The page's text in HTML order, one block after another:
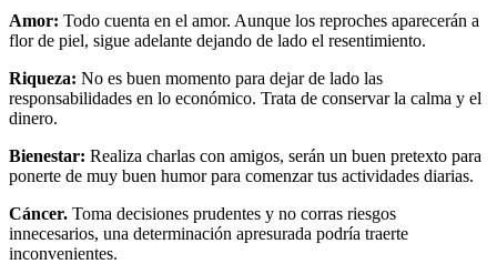
Amor: Todo cuenta en el amor. Aunque los reproches aparecerán a
flor de piel, sigue adelante dejando de lado el resentimiento.
Riqueza: No es buen momento para dejar de lado las
responsabilidades en lo económico. Trata de conservar la calma y el
dinero.
Bienestar: Realiza charlas con amigos, serán un buen pretexto para
ponerte de muy buen humor para comenzar tus actividades diarias.
Cáncer. Toma decisiones prudentes y no corras riesgos
innecesarios, una determinación apresurada podría traerte
inconvenientes.